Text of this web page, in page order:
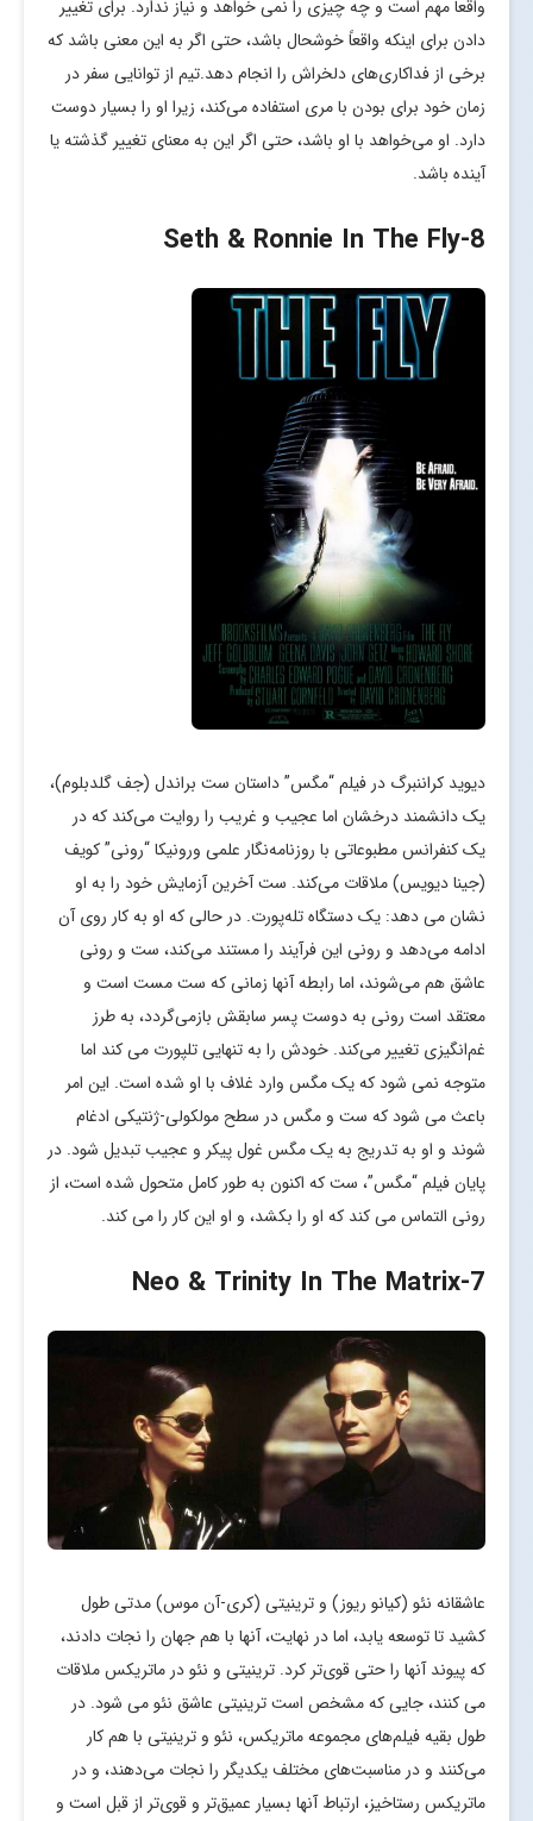
واقعا مهم است و چه چیزی را نمی خواهد و نیاز ندارد. برای تغییر
دادن برای اینکه واقعاً خوشحال باشد، حتی اگر به این معنی باشد که
برخی از فداکاری‌های دلخراش را انجام دهد.تیم از توانایی سفر در
زمان خود برای بودن با مری استفاده می‌کند، زیرا او را بسیار دوست
دارد. او می‌خواهد با او باشد، حتی اگر این به معنای تغییر گذشته یا
آینده باشد.
8
-Seth & Ronnie In The Fly
دیوید کراننبرگ در فیلم “مگس” داستان ست براندل (جف گلدبلوم)،
یک دانشمند درخشان اما عجیب و غریب را روایت می‌کند که در
یک کنفرانس مطبوعاتی با روزنامه‌نگار علمی ورونیکا “رونی” کویف
(جینا دیویس) ملاقات می‌کند. ست آخرین آزمایش خود را به او
نشان می دهد: یک دستگاه تله‌پورت. در حالی که او به کار روی آن
ادامه می‌دهد و رونی این فرآیند را مستند می‌کند، ست و رونی
عاشق هم می‌شوند، اما رابطه آنها زمانی که ست مست است و
معتقد است رونی به دوست پسر سابقش بازمی‌گردد، به طرز
غم‌انگیزی تغییر می‌کند. خودش را به تنهایی تلپورت می کند اما
متوجه نمی شود که یک مگس وارد غلاف با او شده است. این امر
باعث می شود که ست و مگس در سطح مولکولی-ژنتیکی ادغام
شوند و او به تدریج به یک مگس غول پیکر و عجیب تبدیل شود. در
پایان فیلم “مگس”، ست که اکنون به طور کامل متحول شده است، از
رونی التماس می کند که او را بکشد، و او این کار را می کند.
7
-Neo & Trinity In The Matrix
عاشقانه نئو (کیانو ریوز) و ترینیتی (کری-آن موس) مدتی طول
کشید تا توسعه یابد، اما در نهایت، آنها با هم جهان را نجات دادند،
که پیوند آنها را حتی قوی‌تر کرد. ترینیتی و نئو در ماتریکس ملاقات
می کنند، جایی که مشخص است ترینیتی عاشق نئو می شود. در
طول بقیه فیلم‌های مجموعه ماتریکس، نئو و ترینیتی با هم کار
می‌کنند و در مناسبت‌های مختلف یکدیگر را نجات می‌دهند، و در
ماتریکس رستاخیز، ارتباط آنها بسیار عمیق‌تر و قوی‌تر از قبل است و